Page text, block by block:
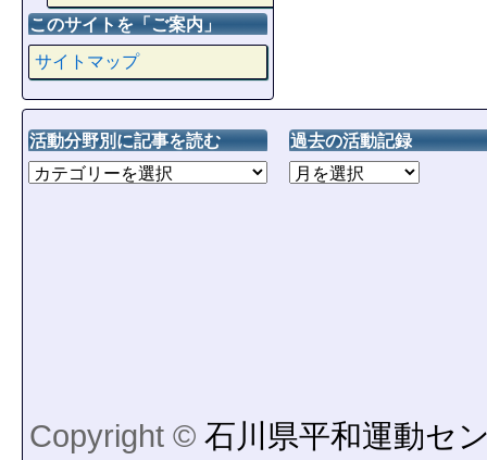
このサイトを「ご案内」
サイトマップ
活動分野別に記事を読む 過去の活動記録
Copyright © 石川県平和運動セ